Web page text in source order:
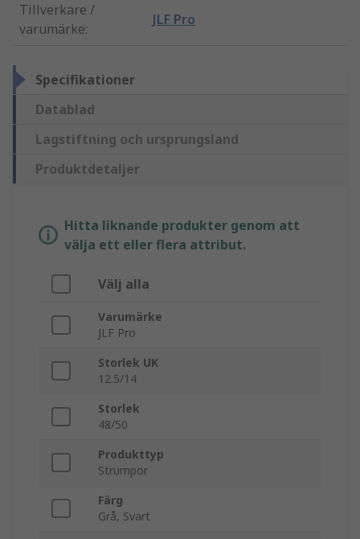
Tillverkare /
varumärke:
JLF Pro
Specifikationer
Datablad
Lagstiftning och ursprungsland
Produktdetaljer
Hitta liknande produkter genom att
välja ett eller flera attribut.
Välj alla
Varumärke
JLF Pro
Storlek UK
12.5/14
Storlek
48/50
Produkttyp
Strumpor
Färg
Grå, Svart